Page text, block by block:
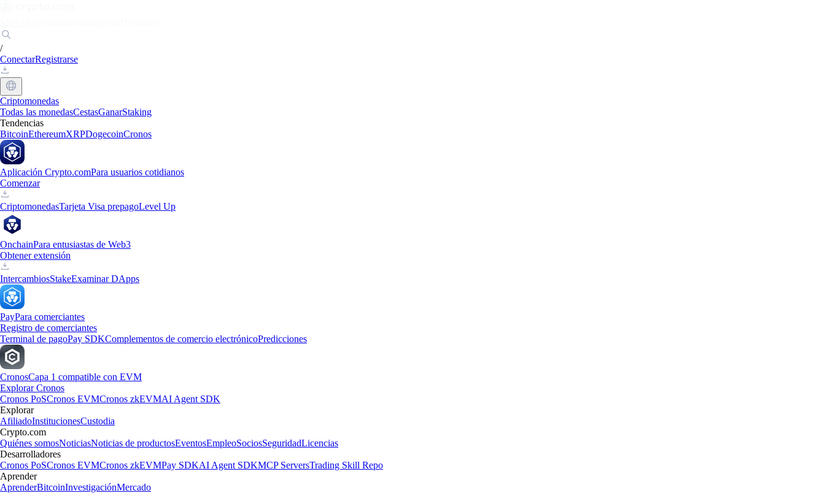
/
ConectarRegistrarse
Criptomonedas
Todas las monedasCestasGanarStaking
Tendencias
BitcoinEthereumXRPDogecoinCronos
Aplicación Crypto.comPara usuarios cotidianos
Comenzar
CriptomonedasTarjeta Visa prepagoLevel Up
OnchainPara entusiastas de Web3
Obtener extensión
IntercambiosStakeExaminar DApps
PayPara comerciantes
Registro de comerciantes
Terminal de pagoPay SDKComplementos de comercio electrónicoPredicciones
CronosCapa 1 compatible con EVM
Explorar Cronos
Cronos PoSCronos EVMCronos zkEVMAI Agent SDK
Explorar
AfiliadoInstitucionesCustodia
Crypto.com
Quiénes somosNoticiasNoticias de productosEventosEmpleoSociosSeguridadLicencias
Desarrolladores
Cronos PoSCronos EVMCronos zkEVMPay SDKAI Agent SDKMCP ServersTrading Skill Repo
Aprender
AprenderBitcoinInvestigaciónMercado